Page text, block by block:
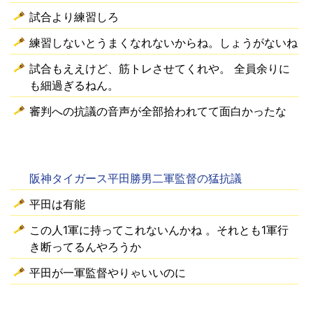
試合より練習しろ
練習しないとうまくなれないからね。しょうがないね
試合もええけど、筋トレさせてくれや。 全員余りに
も細過ぎるねん。
審判への抗議の音声が全部拾われてて面白かったな
阪神タイガース平田勝男二軍監督の猛抗議
平田は有能
この人1軍に持ってこれないんかね 。それとも1軍行
き断ってるんやろうか
平田が一軍監督やりゃいいのに